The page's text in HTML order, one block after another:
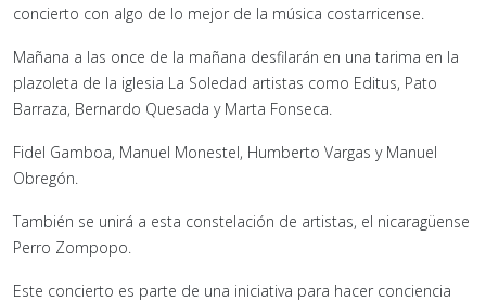
concierto con algo de lo mejor de la música costarricense.
Mañana a las once de la mañana desfilarán en una tarima en la
plazoleta de la iglesia La Soledad artistas como Editus, Pato
Barraza, Bernardo Quesada y Marta Fonseca.
Fidel Gamboa, Manuel Monestel, Humberto Vargas y Manuel
Obregón.
También se unirá a esta constelación de artistas, el nicaragüense
Perro Zompopo.
Este concierto es parte de una iniciativa para hacer conciencia